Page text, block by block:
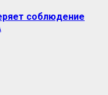
соблюдение